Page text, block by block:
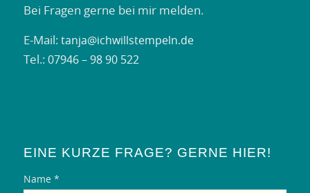
Bei Fragen gerne bei mir melden.
E-Mail: tanja@ichwillstempeln.de
Tel.: 07946 – 98 90 522
EINE KURZE FRAGE? GERNE HIER!
Name *